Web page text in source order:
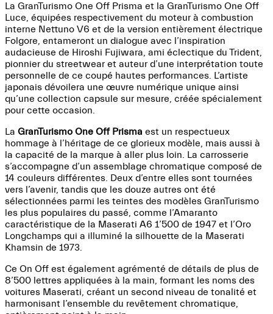
La GranTurismo One Off Prisma et la GranTurismo One Off
Luce, équipées respectivement du moteur à combustion
interne Nettuno V6 et de la version entièrement électrique
Folgore, entameront un dialogue avec l’inspiration
audacieuse de Hiroshi Fujiwara, ami éclectique du Trident,
pionnier du streetwear et auteur d’une interprétation toute
personnelle de ce coupé hautes performances. L’artiste
japonais dévoilera une œuvre numérique unique ainsi
qu’une collection capsule sur mesure, créée spécialement
pour cette occasion.
La GranTurismo One Off Prisma est un respectueux
hommage à l’héritage de ce glorieux modèle, mais aussi à
la capacité de la marque à aller plus loin. La carrosserie
s’accompagne d’un assemblage chromatique composé de
14 couleurs différentes. Deux d’entre elles sont tournées
vers l’avenir, tandis que les douze autres ont été
sélectionnées parmi les teintes des modèles GranTurismo
les plus populaires du passé, comme l’Amaranto
caractéristique de la Maserati A6 1’500 de 1947 et l’Oro
Longchamps qui a illuminé la silhouette de la Maserati
Khamsin de 1973.
Ce On Off est également agrémenté de détails de plus de
8’500 lettres appliquées à la main, formant les noms des
voitures Maserati, créant un second niveau de tonalité et
harmonisant l’ensemble du revêtement chromatique,